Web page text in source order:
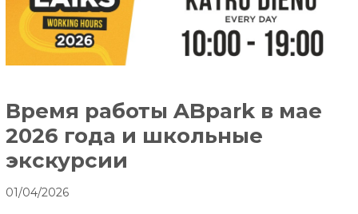
Время работы ABpark в мае
2026 года и школьные
экскурсии
01/04/2026